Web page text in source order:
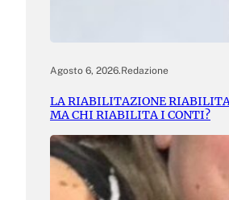
Agosto 6, 2026.Redazione
LA RIABILITAZIONE
MA CHI RIABILITA I CONTI?